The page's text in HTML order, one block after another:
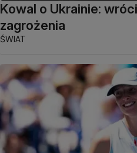
Kowal o Ukrainie:
zagrożenia
ŚWIAT